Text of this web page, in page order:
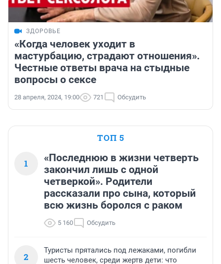
ЗДОРОВЬЕ
«Когда человек уходит в
мастурбацию, страдают отношения».
Честные ответы врача на стыдные
вопросы о сексе
28 апреля, 2024, 19:00 721 Обсудить
ТОП 5
1
«Последнюю в жизни четверть
закончил лишь с одной
четверкой». Родители
рассказали про сына, который
всю жизнь боролся с раком
5 160 Обсудить
2
Туристы прятались под лежаками, погибли
шесть человек, среди жертв дети: что